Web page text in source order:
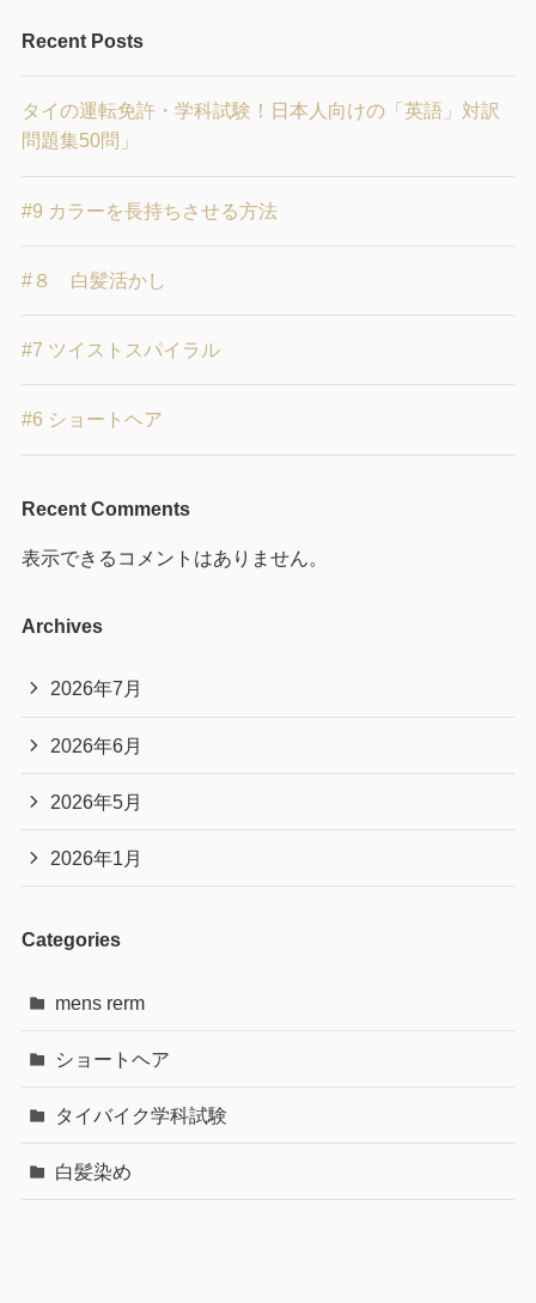
Recent Posts
タイの運転免許・学科試験！日本人向けの「英語」対訳
問題集50問」
#9 カラーを長持ちさせる方法
#８ 白髪活かし
#7 ツイストスパイラル
#6 ショートヘア
Recent Comments
表示できるコメントはありません。
Archives
2026年7月
2026年6月
2026年5月
2026年1月
Categories
mens rerm
ショートヘア
タイバイク学科試験
白髪染め